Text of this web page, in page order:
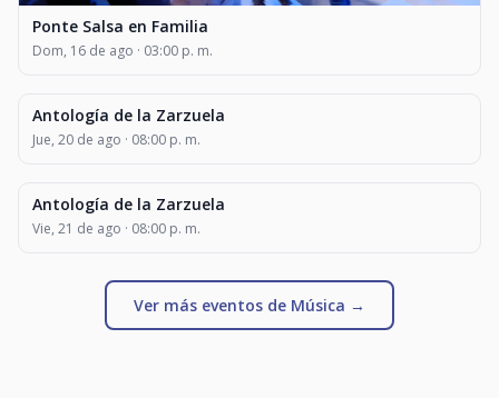
Ponte Salsa en Familia
Dom, 16 de ago · 03:00 p. m.
MÚSICA
Antología de la Zarzuela
Jue, 20 de ago · 08:00 p. m.
MÚSICA
Antología de la Zarzuela
Vie, 21 de ago · 08:00 p. m.
Ver más eventos de Música →